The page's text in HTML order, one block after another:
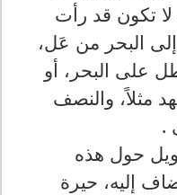
لا تكون قد رأت
البحر من عَل،
على البحر، أو
مثلاً، والنصف
.
حول هذه
إليه، حيرة